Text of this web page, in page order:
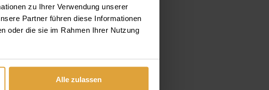
zu Ihrer Verwendung unserer
Partner führen diese Informationen
oder die sie im Rahmen Ihrer Nutzung
Alle zulassen
wir die
–